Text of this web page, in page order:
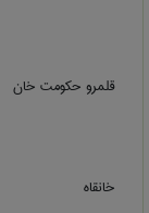
قلمرو حکومت خان
خانقاه